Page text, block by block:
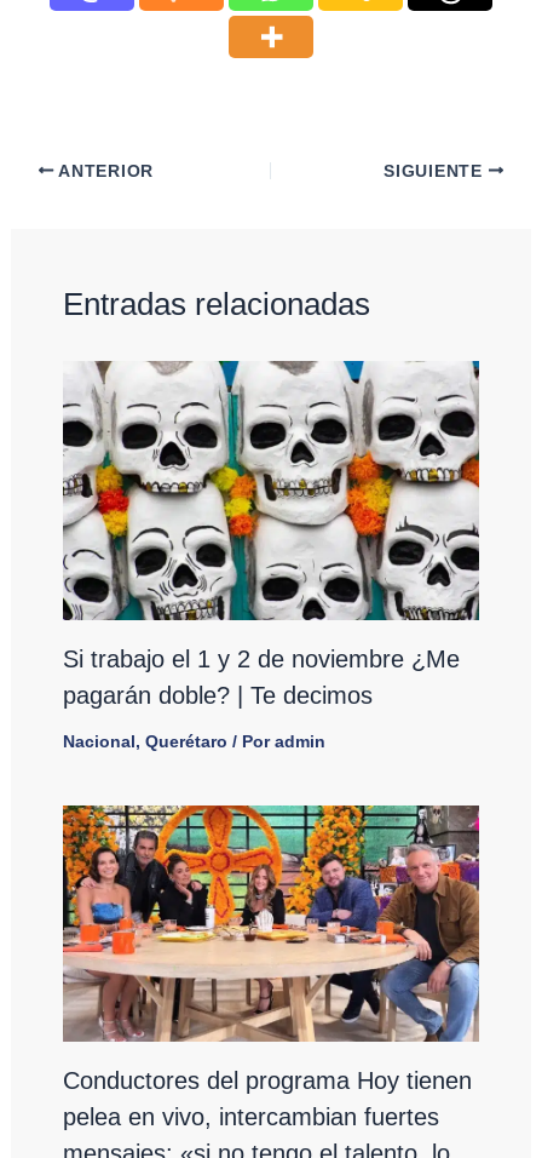
ANTERIOR SIGUIENTE
Entradas relacionadas
Si trabajo el 1 y 2 de noviembre ¿Me
pagarán doble? | Te decimos
Nacional, Querétaro / Poradmin
Conductores del programa Hoy tienen
pelea en vivo, intercambian fuertes